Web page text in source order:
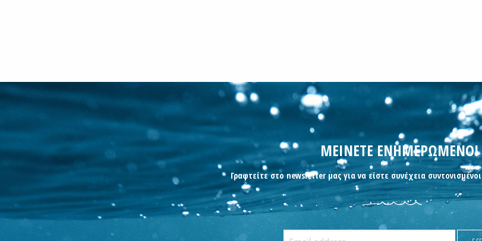
ΜΕΙΝΕΤΕ ΕΝΗΜΕΡΩΜΕΝΟΙ
Γραφτείτε στο newsletter μας για να είστε συνέχεια